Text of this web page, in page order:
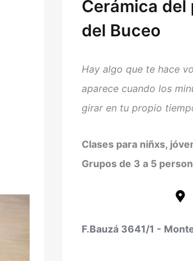
Cerámica del
del Buceo
Hay algo que te hace
aparece cuando los
girar en tu propio
Clases para niñxs,
Grupos de 3 a 5
F.Bauzá 3641/1 -